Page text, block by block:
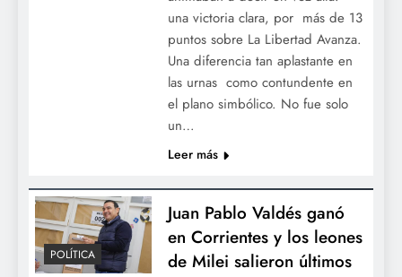
una victoria clara, por más de 13
puntos sobre La Libertad Avanza.
Una diferencia tan aplastante en
las urnas como contundente en
el plano simbólico. No fue solo
un…
Leer más
POLÍTICA
Juan Pablo Valdés ganó
en Corrientes y los leones
de Milei salieron últimos